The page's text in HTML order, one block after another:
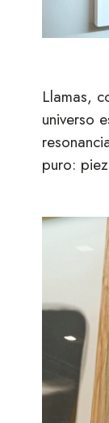
Llamas,
universo
puro: